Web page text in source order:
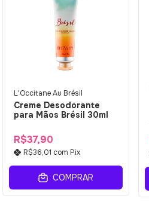
L'Occitane Au Brésil
Creme Desodorante
para Mãos Brésil 30ml
R$37,90
R$36,01 com Pix
COMPRAR